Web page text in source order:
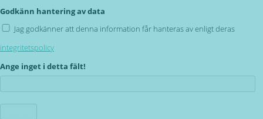
Godkänn hantering av data
Jag godkänner att denna information får hanteras av enligt deras
integritetspolicy
Ange inget i detta fält!